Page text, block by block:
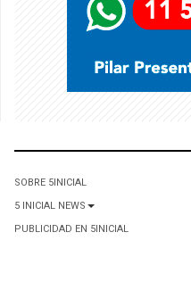
SOBRE 5INICIAL
5 INICIAL NEWS
PUBLICIDAD EN 5INICIAL